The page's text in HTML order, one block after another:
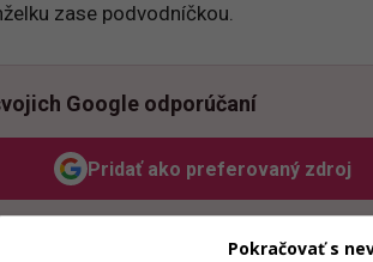
zase podvodníčkou.
Google odporúčaní
Pridať ako preferovaný zdroj
Odzadu, odkaz sa
Pokračovať s